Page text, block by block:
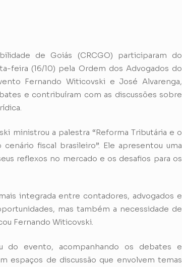
de Goiás (CRCGO) participaram do
feira (16/10) pela Ordem dos Advogados do
Fernando Witicovski e José Alvarenga,
e contribuíram com as discussões sobre
ministrou a palestra “Reforma Tributária e o
fiscal brasileiro”. Ele apresentou uma
reflexos no mercado e os desafios para os
integrada entre contadores, advogados e
mas também a necessidade de
Fernando Witicovski.
do evento, acompanhando os debates e
espaços de discussão que envolvem temas